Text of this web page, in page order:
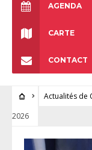
AGENDA
CARTE
CONTACT
Actualités de
2026